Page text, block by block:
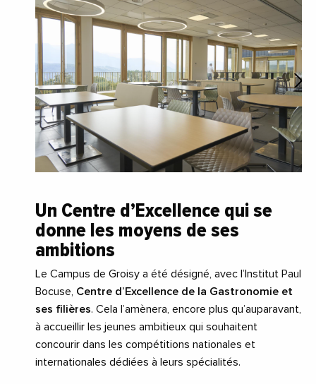
Un Centre d’Excellence qui se
donne les moyens de ses
ambitions
Le Campus de Groisy a été désigné, avec l’Institut Paul
Bocuse, Centre d’Excellence de la Gastronomie et
ses filières. Cela l’amènera, encore plus qu’auparavant,
à accueillir les jeunes ambitieux qui souhaitent
concourir dans les compétitions nationales et
internationales dédiées à leurs spécialités.